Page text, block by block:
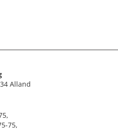
Alland
,
75,